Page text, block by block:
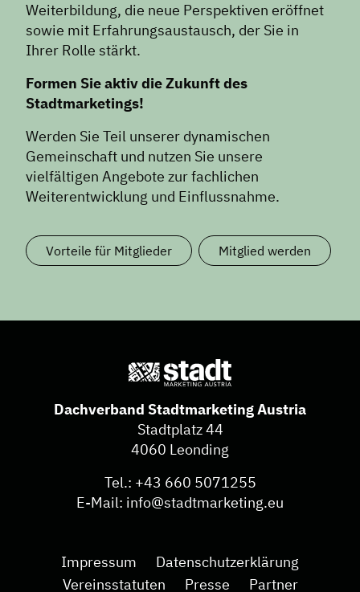
Weiterbildung, die neue Perspektiven eröffnet
sowie mit Erfahrungsaustausch, der Sie in
Ihrer Rolle stärkt.
Formen Sie aktiv die Zukunft des
Stadtmarketings!
Werden Sie Teil unserer dynamischen
Gemeinschaft und nutzen Sie unsere
vielfältigen Angebote zur fachlichen
Weiterentwicklung und Einflussnahme.
Vorteile für Mitglieder Mitglied werden
Dachverband Stadtmarketing Austria
Stadtplatz 44
4060 Leonding
Tel.: +43 660 5071255
E-Mail: info@stadtmarketing.eu
Impressum
Datenschutzerklärung
Vereinsstatuten
Presse Partner